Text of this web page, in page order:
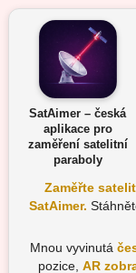
SatAimer – česká
aplikace pro
zaměření satelitní
paraboly
Zaměřte
SatAimer.
Mnou vyvinutá
pozice, AR